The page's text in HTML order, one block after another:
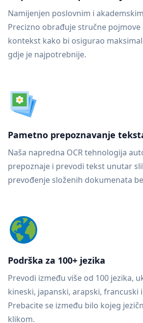
Namijenjen poslovnim i
Precizno obrađuje stručne pojmove
kontekst kako bi osigurao
gdje je najpotrebnije.
Pametno prepoznavanje
Naša napredna OCR tehnologija
prepoznaje i prevodi tekst unutar
prevođenje složenih dokumenata
Podrška za 100+ jezika
Prevodi između više od 100 jezika,
kineski, japanski, arapski, francuski
Prebacite se između bilo kojeg
klikom.